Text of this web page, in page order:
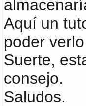
Aquí un
poder
Suerte,
consejo.
Saludos.